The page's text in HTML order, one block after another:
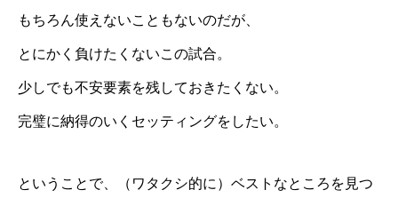
もちろん使えないこともないのだが、
とにかく負けたくないこの試合。
少しでも不安要素を残しておきたくない。
完璧に納得のいくセッティングをしたい。
ということで、（ワタクシ的に）ベストなところを見つ